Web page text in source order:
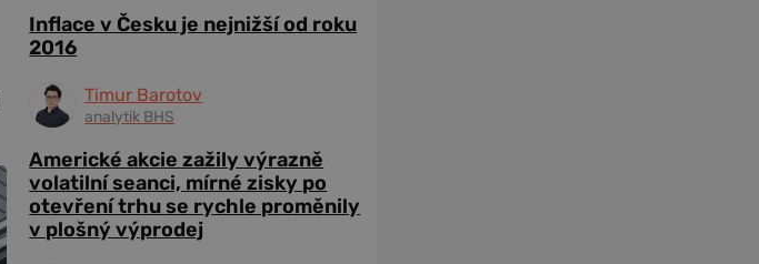
Inflace v Česku je nejnižší od roku
2016
Timur Barotov
analytik BHS
Americké akcie zažily výrazně
volatilní seanci, mírné zisky po
otevření trhu se rychle proměnily
v plošný výprodej